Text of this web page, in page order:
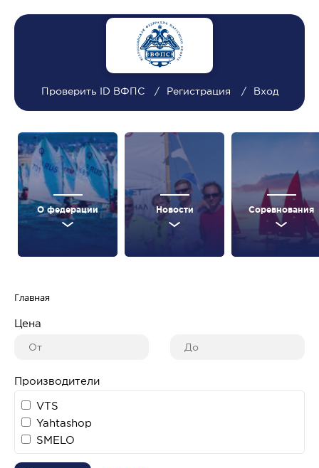
Проверить ID ВФПС Регистрация Вход
О федерации Новости Соревнования
Главная
Цена
Производители
VTS
Yahtashop
SMELO